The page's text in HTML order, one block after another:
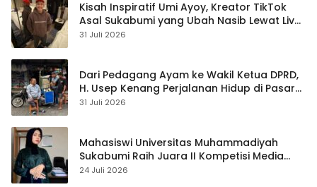
Kisah Inspiratif Umi Ayoy, Kreator TikTok
Asal Sukabumi yang Ubah Nasib Lewat Live
Streaming
31 Juli 2026
Dari Pedagang Ayam ke Wakil Ketua DPRD,
H. Usep Kenang Perjalanan Hidup di Pasar
Cisaat
31 Juli 2026
Mahasiswi Universitas Muhammadiyah
Sukabumi Raih Juara II Kompetisi Media
Pembelajaran Digital Tingkat Internasional
24 Juli 2026